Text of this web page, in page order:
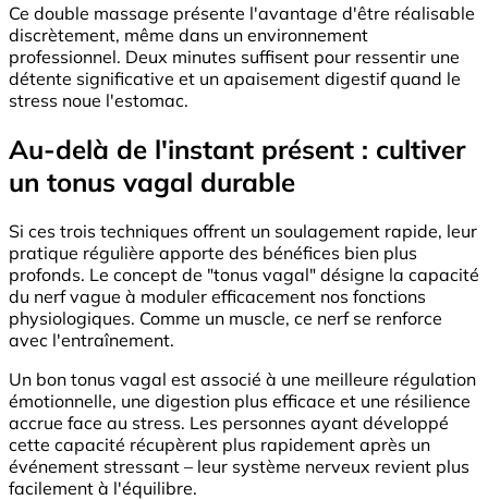
Ce double massage présente l'avantage d'être réalisable
discrètement, même dans un environnement
professionnel. Deux minutes suffisent pour ressentir une
détente significative et un apaisement digestif quand le
stress noue l'estomac.
Au-delà de l'instant présent : cultiver
un tonus vagal durable
Si ces trois techniques offrent un soulagement rapide, leur
pratique régulière apporte des bénéfices bien plus
profonds. Le concept de "tonus vagal" désigne la capacité
du nerf vague à moduler efficacement nos fonctions
physiologiques. Comme un muscle, ce nerf se renforce
avec l'entraînement.
Un bon tonus vagal est associé à une meilleure régulation
émotionnelle, une digestion plus efficace et une résilience
accrue face au stress. Les personnes ayant développé
cette capacité récupèrent plus rapidement après un
événement stressant – leur système nerveux revient plus
facilement à l'équilibre.